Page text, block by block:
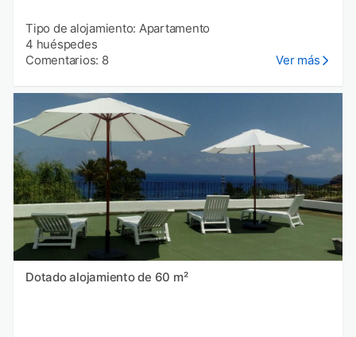
Tipo de alojamiento: Apartamento
4 huéspedes
Comentarios: 8
Ver más
Dotado alojamiento de 60 m²